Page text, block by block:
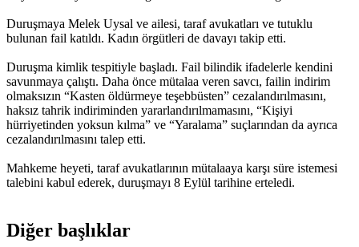
Duruşmaya Melek Uysal ve ailesi, taraf avukatları ve tutuklu
bulunan fail katıldı. Kadın örgütleri de davayı takip etti.
Duruşma kimlik tespitiyle başladı. Fail bilindik ifadelerle kendini
savunmaya çalıştı. Daha önce mütalaa veren savcı, failin indirim
olmaksızın “Kasten öldürmeye teşebbüsten” cezalandırılmasını,
haksız tahrik indiriminden yararlandırılmamasını, “Kişiyi
hürriyetinden yoksun kılma” ve “Yaralama” suçlarından da ayrıca
cezalandırılmasını talep etti.
Mahkeme heyeti, taraf avukatlarının mütalaaya karşı süre istemesi
talebini kabul ederek, duruşmayı 8 Eylül tarihine erteledi.
Diğer başlıklar